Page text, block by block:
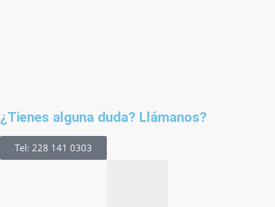
¿Tienes alguna duda? Llámanos?
Tel: 228 141 0303